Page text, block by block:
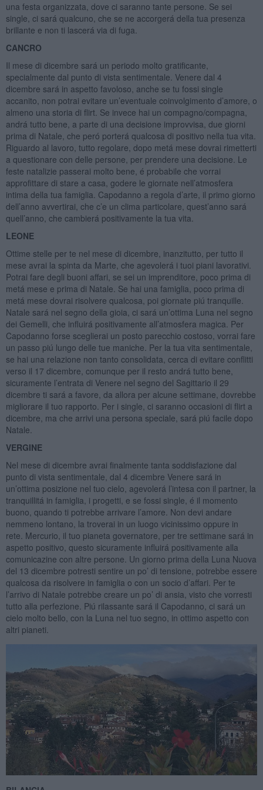
una festa organizzata, dove ci saranno tante persone. Se sei
single, ci sará qualcuno, che se ne accorgerá della tua presenza
brillante e non ti lascerá via di fuga.
CANCRO
Il mese di dicembre sará un periodo molto gratificante,
specialmente dal punto di vista sentimentale. Venere dal 4
dicembre sará in aspetto favoloso, anche se tu fossi single
accanito, non potrai evitare un’eventuale coinvolgimento d’amore, o
almeno una storia di flirt. Se invece hai un compagno/compagna,
andrá tutto bene, a parte di una decisione improvvisa, due giorni
prima di Natale, che peró porterá qualcosa di positivo nella tua vita.
Riguardo al lavoro, tutto regolare, dopo metá mese dovrai rimetterti
a questionare con delle persone, per prendere una decisione. Le
feste natalizie passerai molto bene, é probabile che vorrai
approfittare di stare a casa, godere le giornate nell’atmosfera
intima della tua famiglia. Capodanno a regola d’arte, il primo giorno
dell’anno avvertirai, che c’e un clima particolare, quest’anno sará
quell’anno, che cambierá positivamente la tua vita.
LEONE
Ottime stelle per te nel mese di dicembre, inanzitutto, per tutto il
mese avrai la spinta da Marte, che agevolerá i tuoi piani lavorativi.
Potrai fare degli buoni affari, se sei un imprenditore, poco prima di
metá mese e prima di Natale. Se hai una famiglia, poco prima di
metá mese dovrai risolvere qualcosa, poi giornate piú tranquille.
Natale sará nel segno della gioia, ci sará un’ottima Luna nel segno
dei Gemelli, che influirá positivamente all’atmosfera magica. Per
Capodanno forse sceglierai un posto parecchio costoso, vorrai fare
un passo piú lungo delle tue maniche. Per la tua vita sentimentale,
se hai una relazione non tanto consolidata, cerca di evitare conflitti
verso il 17 dicembre, comunque per il resto andrá tutto bene,
sicuramente l’entrata di Venere nel segno del Sagittario il 29
dicembre ti sará a favore, da allora per alcune settimane, dovrebbe
migliorare il tuo rapporto. Per i single, ci saranno occasioni di flirt a
dicembre, ma che arrivi una persona speciale, sará piú facile dopo
Natale.
VERGINE
Nel mese di dicembre avrai finalmente tanta soddisfazione dal
punto di vista sentimentale, dal 4 dicembre Venere sará in
un’ottima posizione nel tuo cielo, agevolerá l’intesa con il partner, la
tranquillitá in famiglia, i progetti, e se fossi single, é il momento
buono, quando ti potrebbe arrivare l’amore. Non devi andare
nemmeno lontano, la troverai in un luogo vicinissimo oppure in
rete. Mercurio, il tuo pianeta governatore, per tre settimane sará in
aspetto positivo, questo sicuramente influirá positivamente alla
comunicazine con altre persone. Un giorno prima della Luna Nuova
del 13 dicembre potresti sentire un po’ di tensione, potrebbe essere
qualcosa da risolvere in famiglia o con un socio d’affari. Per te
l’arrivo di Natale potrebbe creare un po’ di ansia, visto che vorresti
tutto alla perfezione. Piú rilassante sará il Capodanno, ci sará un
cielo molto bello, con la Luna nel tuo segno, in ottimo aspetto con
altri pianeti.